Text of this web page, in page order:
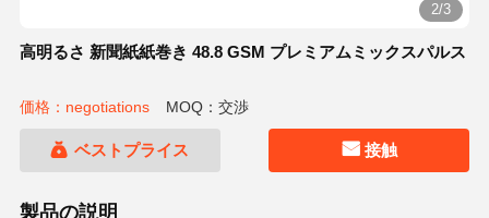
2/3
高明るさ 新聞紙紙巻き 48.8 GSM プレミアムミックスパルス
価格：negotiations MOQ：交渉
ベストプライス 接触
製品の説明